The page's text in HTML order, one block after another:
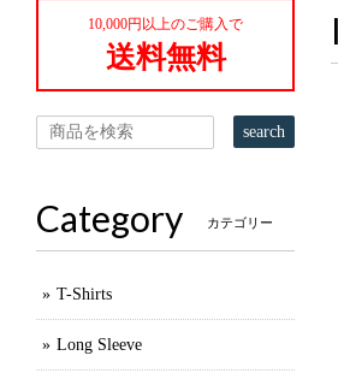
10,000円以上のご購入で
送料無料
search
Category カテゴリー
T-Shirts
Long Sleeve